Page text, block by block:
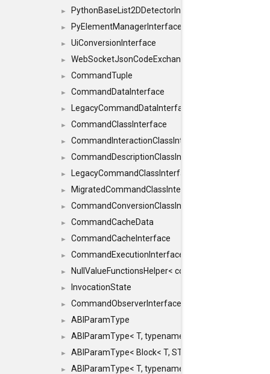
► PythonBaseList2DDetectorInterface
► PyElementManagerInterface
► UiConversionInterface
► WebSocketJsonCodeExchangerInterface
► CommandTuple
► CommandDataInterface
► LegacyCommandDataInterface
► CommandClassInterface
► CommandInteractionClassInterface
► CommandDescriptionClassInterface
► LegacyCommandClassInterface
► MigratedCommandClassInterface
► CommandConversionClassInterface
► CommandCacheData
► CommandCacheInterface
► CommandExecutionInterface
► NullValueFunctionsHelper< const Result<
► InvocationState
► CommandObserverInterface
► ABIParamType
► ABIParamType< T, typename std::enable_if<
► ABIParamType< Block< T, STRIDED, MOVE > >
► ABIParamType< T, typename std::enable_if<